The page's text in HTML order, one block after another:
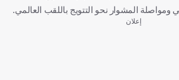
ومواصلة المشوار نحو التتويج باللقب العالمي.
إعلان